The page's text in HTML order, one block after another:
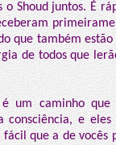
Shoud juntos. É
que também
de todos que
um caminho que
e eles
que a de vocês